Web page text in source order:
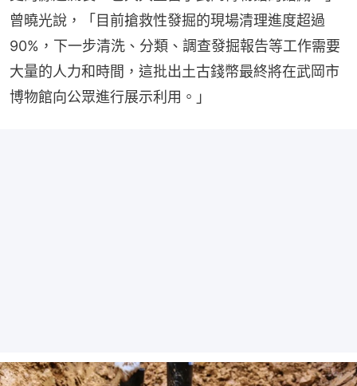
曾曉光說，「目前搶救性發掘的現場清理進度超過
90%，下一步清洗、分類、調查發掘報告等工作需要
大量的人力和時間，這批出土古錢幣最終將在武岡市
博物館向公眾進行展示利用。」